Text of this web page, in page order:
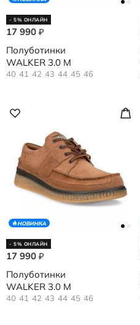
- 5% ОНЛАЙН
17 990 ₽
Полуботинки
WALKER 3.0 M
40 41 42 43 44 45 46
НОВИНКА
- 5% ОНЛАЙН
17 990 ₽
Полуботинки
WALKER 3.0 M
40 41 42 43 44 45 46